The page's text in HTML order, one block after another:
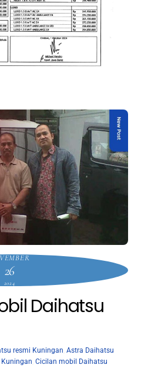
26
2024
Daihatsu
resmi Kuningan ,Astra Daihatsu
Kuningan ,Cicilan mobil Daihatsu